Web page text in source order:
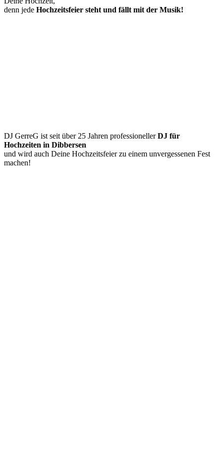
denn jede Hochzeitsfeier steht und fällt mit der Musik!
DJ GerreG ist seit über 25 Jahren professionellerDJ für
Hochzeiten in Dibbersen
und wird auch Deine Hochzeitsfeier zu einem unvergessenen Fest
machen!